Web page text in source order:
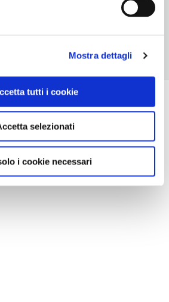
Mostra dettagli
tutti i cookie
selezionati
i cookie necessari